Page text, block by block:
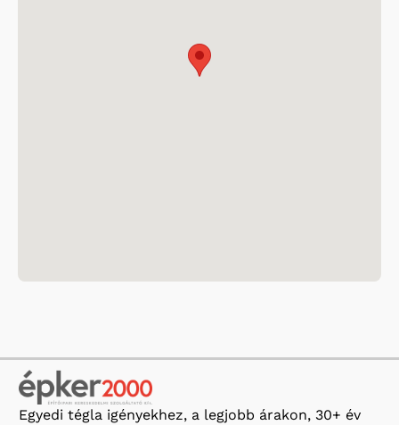
Egyedi tégla igényekhez, a legjobb árakon, 30+ év